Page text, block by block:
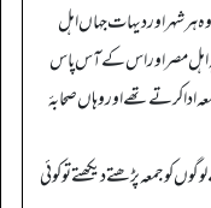
شہر اور دیہات جہاں اہل
اہل مصر اور اس کے آس پاس
کرتے تھے اور وہاں صحابۂ
کو جمعہ پڑھتے دیکھتے تو کوئی